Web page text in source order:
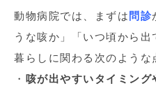
動物病院では、まずは 問診
うな咳か」「いつ頃から
暮らしに関わる次のような
・ 咳が出やすいタイミング